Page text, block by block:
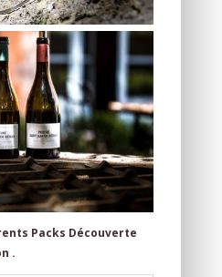
Packs Découverte
.